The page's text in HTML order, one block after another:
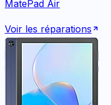
MatePad Air
Voir les réparations